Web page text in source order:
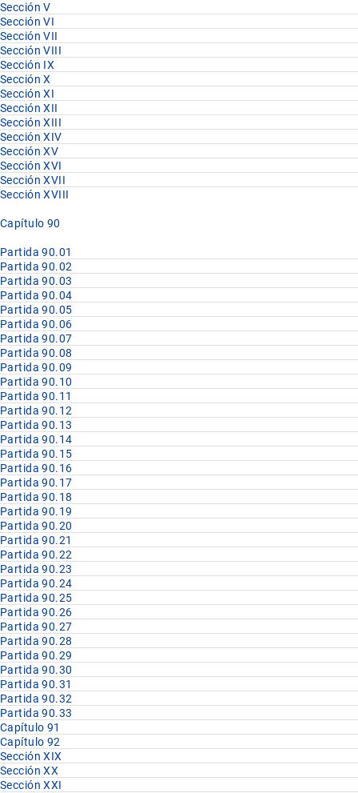
Sección V
Sección VI
Sección VII
Sección VIII
Sección IX
Sección X
Sección XI
Sección XII
Sección XIII
Sección XIV
Sección XV
Sección XVI
Sección XVII
Sección XVIII
Capítulo 90
Partida 90.01
Partida 90.02
Partida 90.03
Partida 90.04
Partida 90.05
Partida 90.06
Partida 90.07
Partida 90.08
Partida 90.09
Partida 90.10
Partida 90.11
Partida 90.12
Partida 90.13
Partida 90.14
Partida 90.15
Partida 90.16
Partida 90.17
Partida 90.18
Partida 90.19
Partida 90.20
Partida 90.21
Partida 90.22
Partida 90.23
Partida 90.24
Partida 90.25
Partida 90.26
Partida 90.27
Partida 90.28
Partida 90.29
Partida 90.30
Partida 90.31
Partida 90.32
Partida 90.33
Capítulo 91
Capítulo 92
Sección XIX
Sección XX
Sección XXI